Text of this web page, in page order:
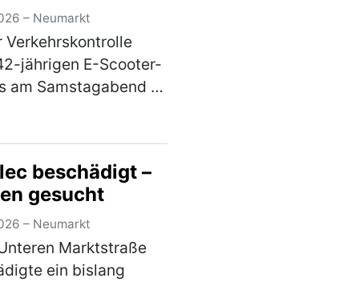
ein…(mehr)
– Neumarkt
Verkehrskontrolle
jährigen E-Scooter-
am Samstagabend in
stand. Die
wurde…(mehr)
beschädigt –
gesucht
– Neumarkt
Marktstraße
ein bislang